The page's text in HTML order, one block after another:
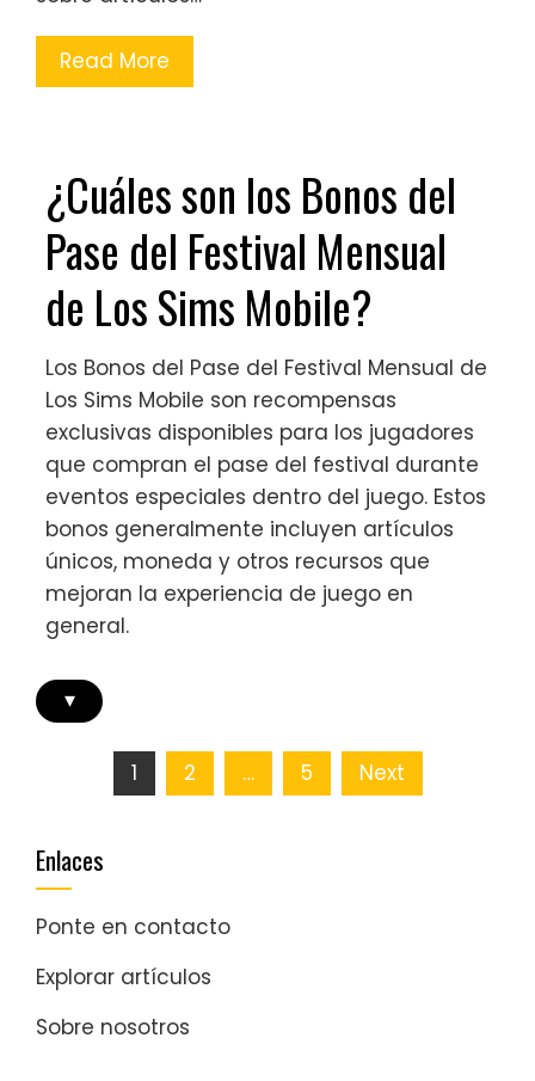
Read More
¿Cuáles son los Bonos del
Pase del Festival Mensual
de Los Sims Mobile?
Los Bonos del Pase del Festival Mensual de
Los Sims Mobile son recompensas
exclusivas disponibles para los jugadores
que compran el pase del festival durante
eventos especiales dentro del juego. Estos
bonos generalmente incluyen artículos
únicos, moneda y otros recursos que
mejoran la experiencia de juego en
general.
▾
Posts
pagination
1 2 … 5 Next
Enlaces
Ponte en contacto
Explorar artículos
Sobre nosotros